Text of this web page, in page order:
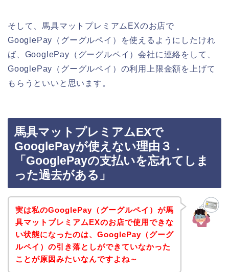
そして、馬具マットプレミアムEXのお店で
GooglePay（グーグルペイ）を使えるようにしたけれ
ば、GooglePay（グーグルペイ）会社に連絡をして、
GooglePay（グーグルペイ）の利用上限金額を上げて
もらうといいと思います。
馬具マットプレミアムEXで
GooglePayが使えない理由３．
「GooglePayの支払いを忘れてしま
った過去がある」
実は私のGooglePay（グーグルペイ）が馬
具マットプレミアムEXのお店で使用できな
い状態になったのは、GooglePay（グーグ
ルペイ）の引き落としができていなかった
ことが原因みたいなんですよね～